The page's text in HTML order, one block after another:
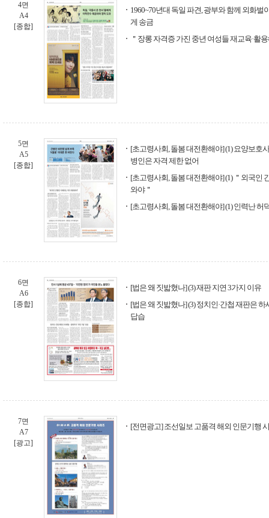
4면
A4
[종합]
1960~70년대 독일 파견, 광부와 함께 외화
게 송금
＂장롱 자격증 가진 중년 여성들 재교육·활
5면
A5
[종합]
[초고령사회, 돌봄 대전환해야] (1) 요양보호
병인은 자격 제한 없어
[초고령사회, 돌봄 대전환해야] (1) ＂외국인
와야＂
[초고령사회, 돌봄 대전환해야] (1) 인력난 허
6면
A6
[종합]
[법은 왜 짓밟혔나] (3) 재판 지연 3가지 이유
[법은 왜 짓밟혔나] (3) 정치인·간첩 재판은
답습
7면
A7
[광고]
[전면광고] 조선일보 고품격 해외 인문기행